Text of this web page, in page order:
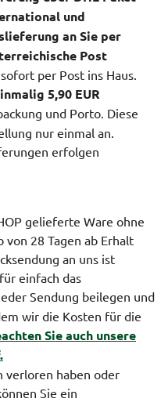
und
an Sie per
Post
per Post ins Haus.
5,90 EUR
und Porto. Diese
nur einmal an.
erfolgen
gelieferte Ware ohne
von 28 Tagen ab Erhalt
an uns ist
einfach das
jeder Sendung beilegen und
wir die Kosten für die
Sie auch unsere
verloren haben oder
Sie ein